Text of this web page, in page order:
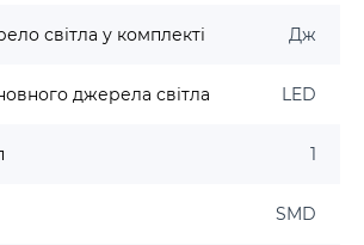
світла у комплекті Дж
джерела світла LED
1
SMD